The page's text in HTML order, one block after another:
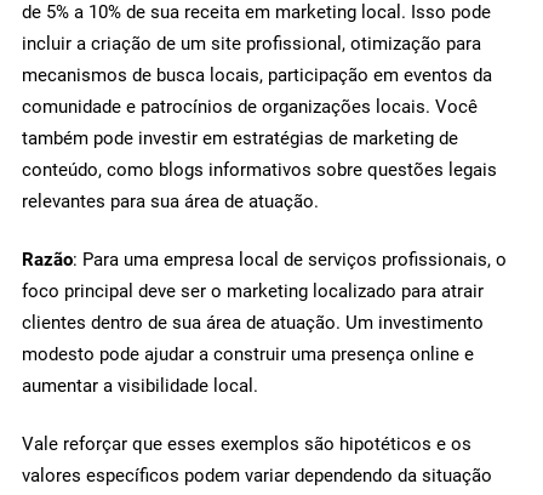
de 5% a 10% de sua receita em marketing local. Isso pode
incluir a criação de um site profissional, otimização para
mecanismos de busca locais, participação em eventos da
comunidade e patrocínios de organizações locais. Você
também pode investir em estratégias de marketing de
conteúdo, como blogs informativos sobre questões legais
relevantes para sua área de atuação.
Razão: Para uma empresa local de serviços profissionais, o
foco principal deve ser o marketing localizado para atrair
clientes dentro de sua área de atuação. Um investimento
modesto pode ajudar a construir uma presença online e
aumentar a visibilidade local.
Vale reforçar que esses exemplos são hipotéticos e os
valores específicos podem variar dependendo da situação